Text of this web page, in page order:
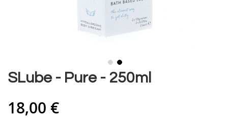
Skip
beginning
SLube - Pure - 250ml
18,00 €